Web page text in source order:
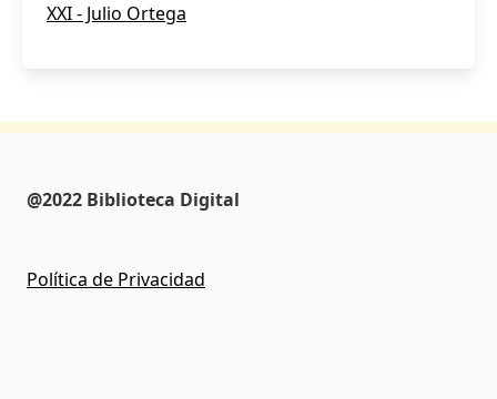
XXI - Julio Ortega
@2022 Biblioteca Digital
Política de Privacidad